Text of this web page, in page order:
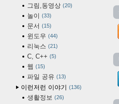
그림,동영상 20
놀이 33
문서 15
윈도우 44
리눅스 21
C, C++ 5
웹 15
파일 공유 13
이런저런 이야기 136
생활정보 26